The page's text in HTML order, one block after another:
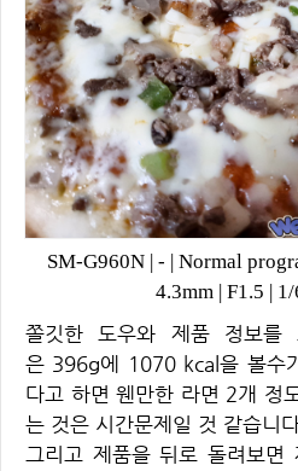
SM-G960N| - Normal
4.3mm F1.5 1/
쫄깃한 도우와 제품 정보를 표시를 하고 있고 제품
은 396g에 1070 kcal을 볼수
다고 하면 웬만한 라면 2개 정
는 것은 시간문제일 것 같습니
그리고 제품을 뒤로 돌려보면 제품을 조리를 하는 방법